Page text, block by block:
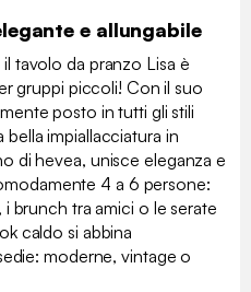
e allungabile
tavolo da pranzo Lisa è
gruppi piccoli! Con il suo
posto in tutti gli stili
impiallacciatura in
di hevea, unisce eleganza e
4 a 6 persone:
brunch tra amici o le serate
caldo si abbina
moderne, vintage o